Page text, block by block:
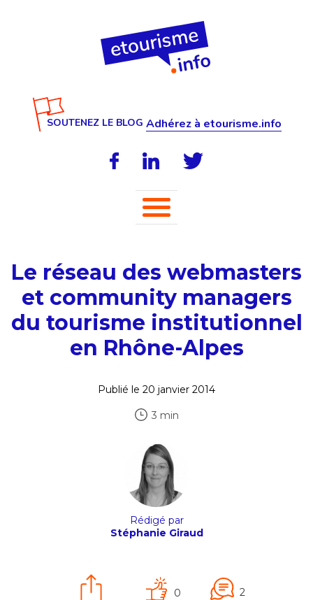
SOUTENEZ LE BLOG Adhérez à etourisme.info
Le réseau des webmasters
et community managers
du tourisme institutionnel
en Rhône-Alpes
Publié le 20 janvier 2014
3 min
Rédigé par
Stéphanie Giraud
0 2